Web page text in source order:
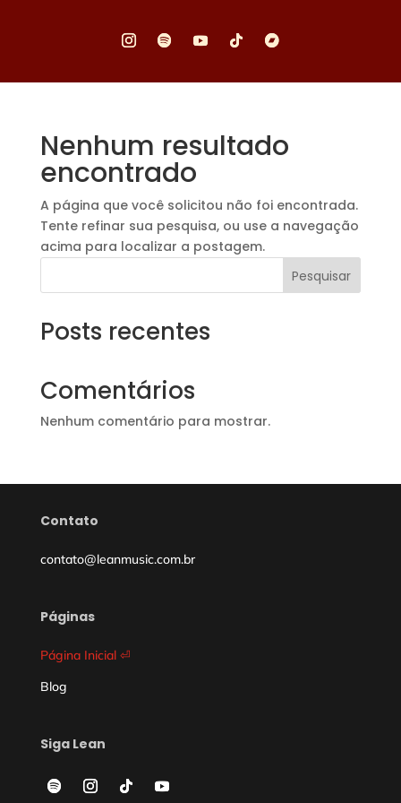
Nenhum resultado
encontrado
A página que você solicitou não foi encontrada.
Tente refinar sua pesquisa, ou use a navegação
acima para localizar a postagem.
Pesquisar
Posts recentes
Comentários
Nenhum comentário para mostrar.
Contato
contato@leanmusic.com.br
Páginas
Página Inicial ⏎
Blog
Siga Lean